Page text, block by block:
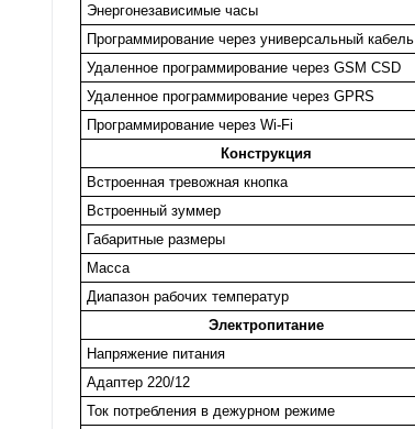
Энергонезависимые часы
Программирование через универсальный кабель
Удаленное программирование через GSM CSD
Удаленное программирование через GPRS
Программирование через Wi-Fi
Конструкция
Встроенная тревожная кнопка
Встроенный зуммер
Габаритные размеры
Масса
Диапазон рабочих температур
Электропитание
Напряжение питания
Адаптер 220/12
Ток потребления в дежурном режиме